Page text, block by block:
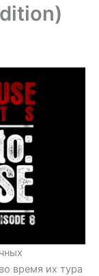
во время их тура